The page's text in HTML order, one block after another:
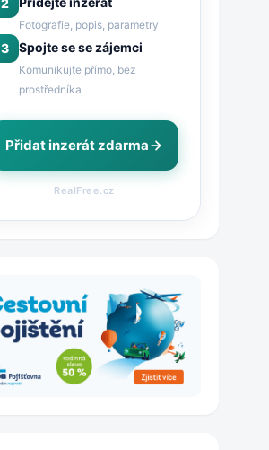
2
Fotografie, popis, parametry
3 Spojte se se zájemci
Komunikujte přímo, bez
prostředníka
Přidat inzerát zdarma
RealFree.cz